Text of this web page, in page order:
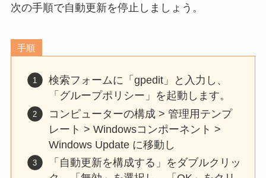
次の手順で自動更新を停止しましょう。
手順
検索フォームに「gpedit」と入力し、
「グループポリシー」を起動します。
コンピューターの構成 > 管理用テンプ
レート > Windowsコンポーネント >
Windows Update に移動し
「自動更新を構成する」をダブルクリッ